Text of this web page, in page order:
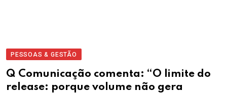
PESSOAS & GESTÃO
Q Comunicação comenta: “O limite do
release: porque volume não gera